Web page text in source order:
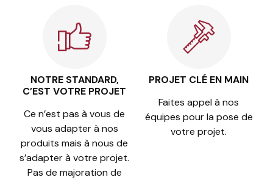
NOTRE STANDARD,
C’EST VOTRE PROJET
Ce n’est pas à vous de
vous adapter à nos
produits mais à nous de
s’adapter à votre projet.
Pas de majoration de
PROJET CLÉ EN MAIN
Faites appel à nos
équipes pour la pose de
votre projet.